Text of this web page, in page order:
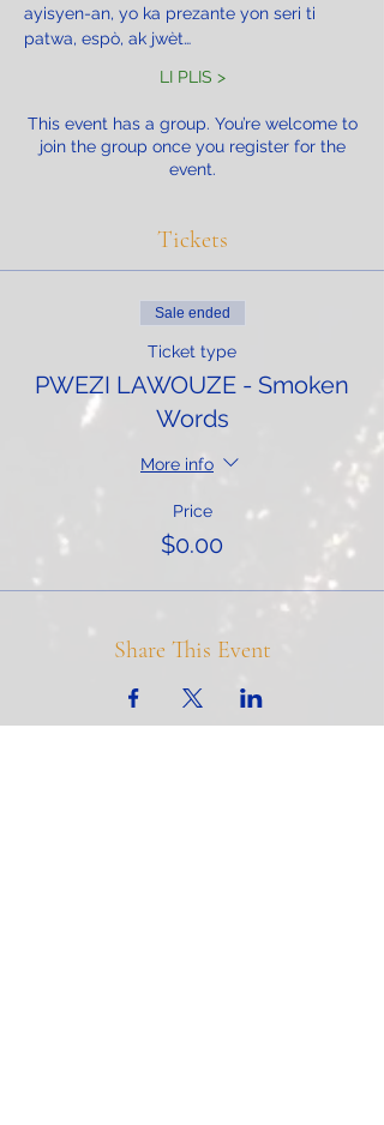
ayisyen-an, yo ka prezante yon seri ti
patwa, espò, ak jwèt…
LI PLIS >
This event has a group. You’re welcome to
join the group once you register for the
event.
Tickets
Sale ended
Ticket type
PWEZI LAWOUZE - Smoken
Words
More info
Price
$0.00
Share This Event